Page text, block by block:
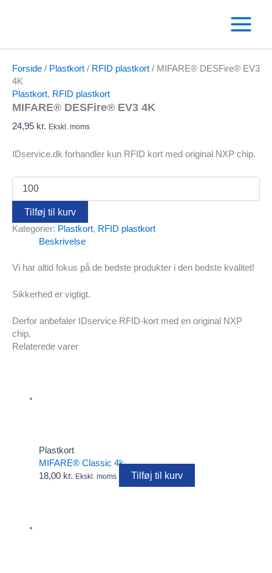
Forside / Plastkort / RFID plastkort / MIFARE® DESFire® EV3
4K
Plastkort, RFID plastkort
MIFARE® DESFire® EV3 4K
24,95 kr. Ekskl. moms
IDservice.dk forhandler kun RFID kort med original NXP chip.
DESFire®
EV3
antal
Tilføj til kurv
Kategorier: Plastkort, RFID plastkort
Beskrivelse
Vi har altid fokus på de bedste produkter i den bedste kvalitet!
Sikkerhed er vigtigt.
Derfor anbefaler IDservice RFID-kort med en original NXP
chip.
Relaterede varer
Plastkort
MIFARE® Classic 4k
18,00 kr. Ekskl. moms Tilføj til kurv